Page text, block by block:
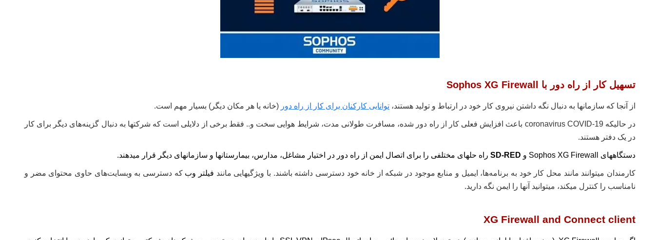
تسهیل کار از راه دور با Sophos XG Firewall
از آنجا که سازمانها به دنبال نگه داشتن نیروی کار خود در ارتباط و تولید هستند، توانایی کارکنان برای کار از راه دور (خانه یا هر مکان دیگر) بسیار مهم است.
در حالیکه coronavirus COVID-19 باعث افزایش فعلی کار از راه دور شده، مسافرت طولانی مدت، شرایط هوایی سخت و.. فقط برخی از دلایلی است که شرکتها به دنبال گزینه‌های دیگر برای کار
در یک دفتر هستند.
دستگاههای Sophos XG Firewall و SD-RED راه حلهای مختلفی را برای اتصال ایمن از راه دور در اختیار مشاغل، مدارس، بیمارستانها و سازمانهای دیگر قرار میدهند.
کارمندان میتوانند مانند محل کار خود به برنامه‌ها، ایمیل و منابع موجود در شبکه از خانه خود دسترسی داشته باشند. با ویژگیهایی مانند فیلتر وبکه دسترسی به وبسایت‌های حاوی محتوای مضر و
نامناسب را کنترل میکند، میتوانید آنها را ایمن نگه دارید.
XG Firewall and Connect client